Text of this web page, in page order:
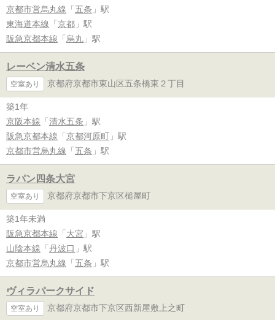
京都市営烏丸線 「 五条 」駅
東海道本線 「 京都 」駅
阪急京都本線 「 烏丸 」駅
レーベン清水五条
空室あり 京都府京都市東山区五条橋東２丁目
築1年
京阪本線 「 清水五条 」駅
阪急京都本線 「 京都河原町 」駅
京都市営烏丸線 「 五条 」駅
ラパン四条大宮
空室あり 京都府京都市下京区槌屋町
築1年未満
阪急京都本線 「 大宮 」駅
山陰本線 「 丹波口 」駅
京都市営烏丸線 「 五条 」駅
ヴィラパークサイド
空室あり 京都府京都市下京区西新屋敷上之町